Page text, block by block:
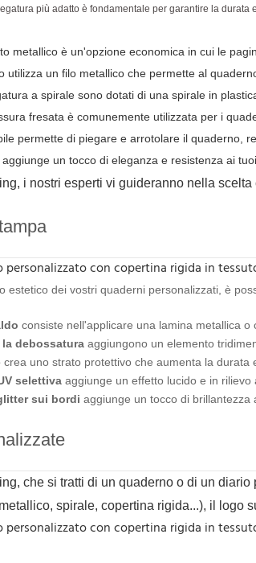
più adatto è fondamentale per garantire la
metallico è un'opzione economica in cui le
utilizza un filo metallico che permette al
a spirale sono dotati di una spirale in
fresata è comunemente utilizzata per i
permette di piegare e arrotolare il quaderno,
un tocco di eleganza e resistenza ai
i nostri esperti vi guideranno nella
estetico dei vostri quaderni personalizzati, è
consiste nell'applicare una lamina metallica
debossaturaaggiungono un elemento
crea uno strato protettivo che aumenta la durata
selettivaaggiunge un effetto lucido e in rilievo
sui bordi aggiunge un tocco di brillantezza
che si tratti di un quaderno o di un
spirale, copertina rigida...), il logo